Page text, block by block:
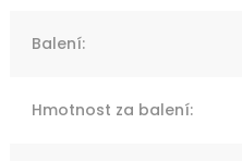
Balení:
Hmotnost za balení: